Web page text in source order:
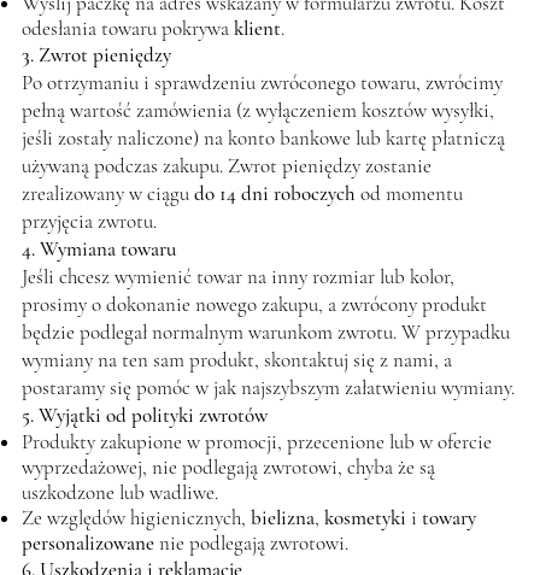
odesłania towaru pokrywaklient.
3. Zwrot pieniędzy
Po otrzymaniu i sprawdzeniu zwróconego towaru, zwrócimy
pełną wartość zamówienia (z wyłączeniem kosztów wysyłki,
jeśli zostały naliczone) na konto bankowe lub kartę płatniczą
używaną podczas zakupu. Zwrot pieniędzy zostanie
zrealizowany w ciągudo 14 dni roboczych od momentu
przyjęcia zwrotu.
4. Wymiana towaru
Jeśli chcesz wymienić towar na inny rozmiar lub kolor,
prosimy o dokonanie nowego zakupu, a zwrócony produkt
będzie podlegał normalnym warunkom zwrotu. W przypadku
wymiany na ten sam produkt, skontaktuj się z nami, a
postaramy się pomóc w jak najszybszym załatwieniu wymiany.
5. Wyjątki od polityki zwrotów
Produkty zakupione w promocji, przecenione lub w ofercie
wyprzedażowej, nie podlegają zwrotowi, chyba że są
uszkodzone lub wadliwe.
Ze względów higienicznych, bielizna, kosmetyki i towary
personalizowanenie podlegają zwrotowi.
6. Uszkodzenia i reklamacje